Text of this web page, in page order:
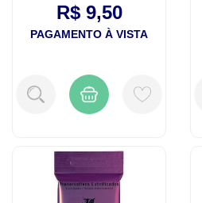
R$ 9,50
PAGAMENTO À VISTA